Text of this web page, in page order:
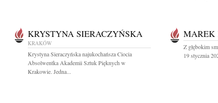
KRYSTYNA SIERACZYŃSKA
KRAKÓW
Krystyna Sieraczyńska najukochańsza Ciocia
Absolwentka Akademii Sztuk Pięknych w
Krakowie. Jedna...
Z głębokim
19 stycznia